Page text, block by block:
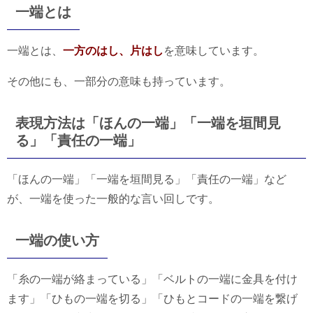
一端とは
一端とは、 一方のはし、片はし を意味しています。
その他にも、一部分の意味も持っています。
表現方法は「ほんの一端」「一端を垣間見
る」「責任の一端」
「ほんの一端」「一端を垣間見る」「責任の一端」など
が、一端を使った一般的な言い回しです。
一端の使い方
「糸の一端が絡まっている」「ベルトの一端に金具を付け
ます」「ひもの一端を切る」「ひもとコードの一端を繋げ